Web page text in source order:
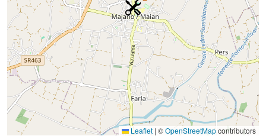
Leaflet | ©OpenStreetMapcontributors